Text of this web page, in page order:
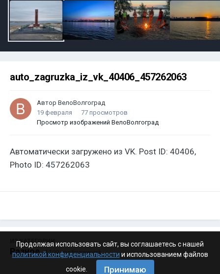
auto_zagruzka_iz_vk_40406_457262063
Автор ВелоВолгоград
19 февраля
77 просмотров
Просмотр изображений ВелоВолгоград
Автоматически загружено из VK. Post ID: 40406,
Photo ID: 457262063
ИЗ КАТЕГОРИИ:
Разное · 4 199 изображений
Продолжая использовать сайт, вы соглашаетесь с нашей
политикой конфиденциальности и использованием файлов
cookie.
Принимаю